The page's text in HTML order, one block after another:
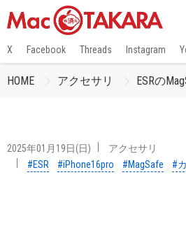
X Facebook Threads Instagram
HOME アクセサリ ESRの
2025年01月19日(日)
アクセサリ
#ESR
#iPhone16pro #MagSafe #